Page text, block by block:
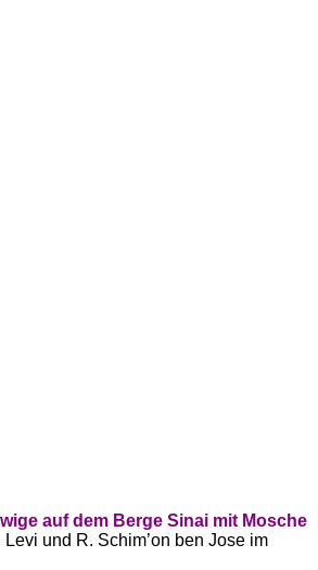
auf dem Berge Sinai mit Mosche
Levi und R. Schim’on ben Jose im